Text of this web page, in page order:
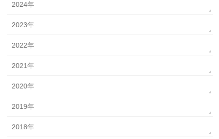
2024年
2023年
2022年
2021年
2020年
2019年
2018年